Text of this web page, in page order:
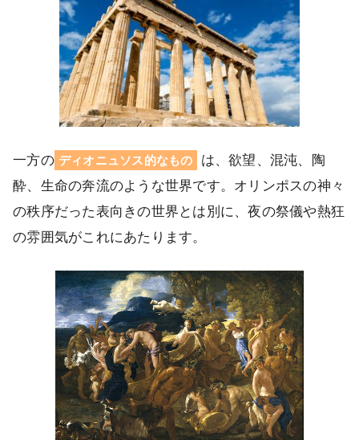
一方の ディオニュソス的なもの
は、欲望、混沌、陶
酔、生命の奔流のような世界です。オリンポスの神々
の秩序だった表向きの世界とは別に、夜の祭儀や熱狂
の雰囲気がこれにあたります。